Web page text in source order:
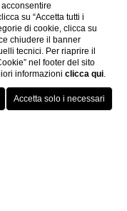
Capo TestaPRENOTA
su “Accetta tutti i
di cookie, clicca su
chiudere il banner
tecnici. Per riaprire il
nel footer del sito
informazioni clicca qui.